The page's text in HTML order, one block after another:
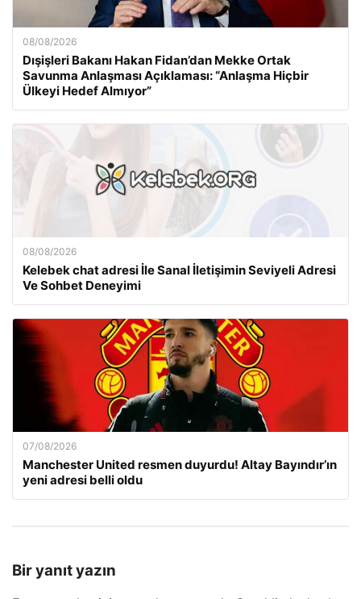
08/08/2026
Dışişleri Bakanı Hakan Fidan’dan Mekke Ortak
Savunma Anlaşması Açıklaması: “Anlaşma Hiçbir
Ülkeyi Hedef Almıyor”
08/08/2026
Kelebek chat adresi İle Sanal İletişimin Seviyeli Adresi
Ve Sohbet Deneyimi
07/08/2026
Manchester United resmen duyurdu! Altay Bayındır’ın
yeni adresi belli oldu
Bir yanıt yazın